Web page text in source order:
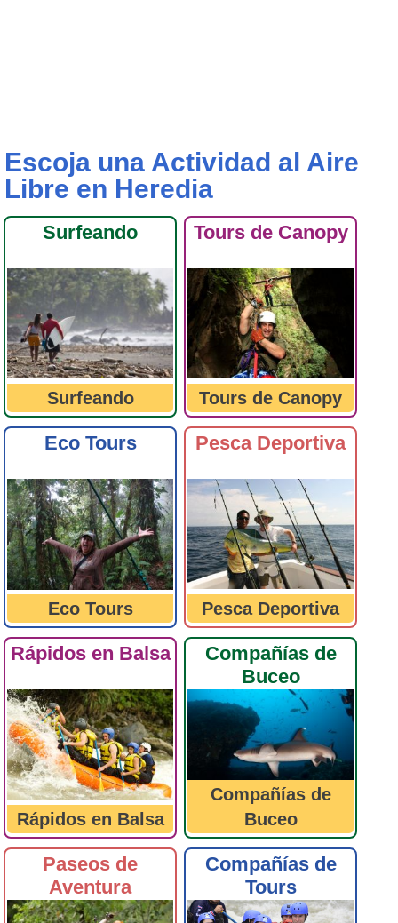
Escoja una Actividad al Aire
Libre en Heredia
Surfeando
Surfeando
Tours de Canopy
Tours de Canopy
Eco Tours
Eco Tours
Pesca Deportiva
Pesca Deportiva
Rápidos en Balsa
Rápidos en Balsa
Compañías de
Buceo
Compañías de
Buceo
Paseos de
Aventura
Compañías de
Tours